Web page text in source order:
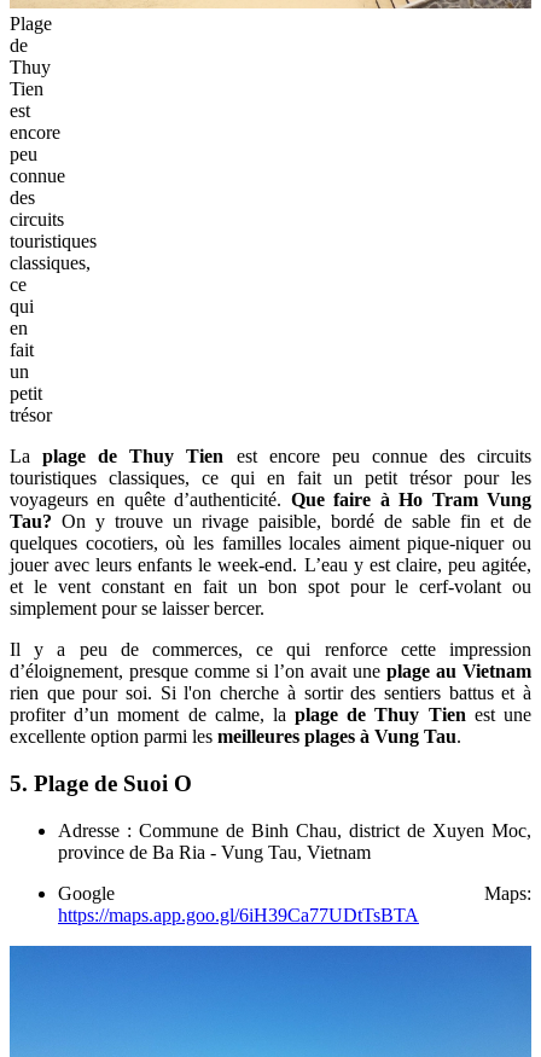
Plage
de
Thuy
Tien
est
encore
peu
connue
des
circuits
touristiques
classiques,
ce
qui
en
fait
un
petit
trésor
Laplage de Thuy Tien est encore peu connue des circuits
touristiques classiques, ce qui en fait un petit trésor pour les
voyageurs en quête d’authenticité. Que faire à Ho Tram Vung
Tau? On y trouve un rivage paisible, bordé de sable fin et de
quelques cocotiers, où les familles locales aiment pique-niquer ou
jouer avec leurs enfants le week-end. L’eau y est claire, peu agitée,
et le vent constant en fait un bon spot pour le cerf-volant ou
simplement pour se laisser bercer.
Il y a peu de commerces, ce qui renforce cette impression
d’éloignement, presque comme si l’on avait une plage au Vietnam
rien que pour soi. Si l'on cherche à sortir des sentiers battus et à
profiter d’un moment de calme, laplage de Thuy Tien est une
excellente option parmi les meilleures plages à Vung Tau.
5. Plage de Suoi O
Adresse : Commune de Binh Chau, district de Xuyen Moc,
province de Ba Ria - Vung Tau, Vietnam
Google Maps:
https://maps.app.goo.gl/6iH39Ca77UDtTsBTA